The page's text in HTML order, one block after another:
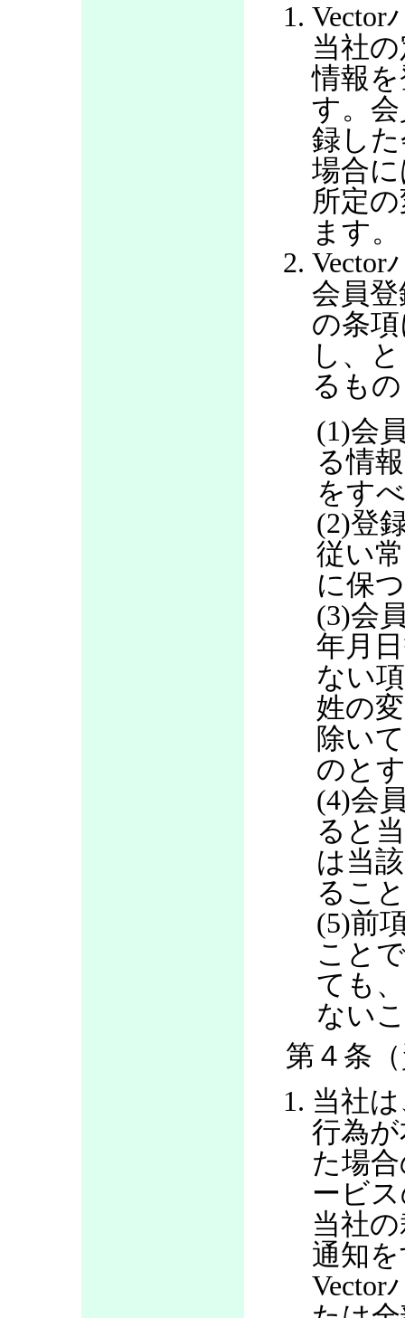
Vector
当社
情報
す。
録し
場合
所定
ます。
Vector
会員
の条
し、
るも
(1)会
る情
をす
(2)登
従い
に保
(3)会
年月
ない
姓の
除い
のと
(4)会
ると
は当
るこ
(5)前
こと
ても
ない
第４条
当社
行為
た場
ービ
当社
通知
Vector